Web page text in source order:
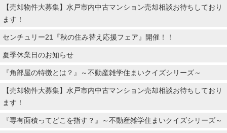
【売却物件大募集】水戸市内中古マンション売却相談お待ちしており
ます！
センチュリー21『秋の住み替え応援フェア』開催！！
夏季休業日のお知らせ
『角部屋の特徴とは？』～不動産雑学住まいクイズシリーズ～
【売却物件大募集】水戸市内中古マンション売却相談お待ちしており
ます！
『専有面積ってどこを指す？』～不動産雑学住まいクイズシリーズ～